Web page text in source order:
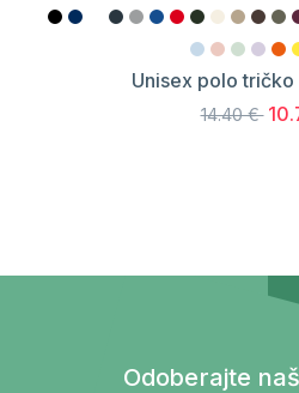
Unisex polo tričko
14.40 €
Odoberajte